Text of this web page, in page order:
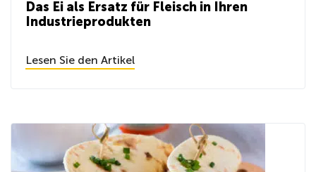
Das Ei als Ersatz für Fleisch in Ihren
Industrieprodukten
Lesen Sie den Artikel